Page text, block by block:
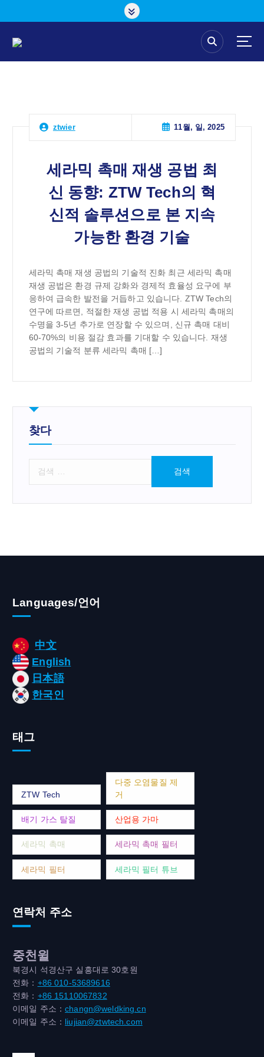
ztwier 11월, 일, 2025
세라믹 촉매 재생 공법 최
신 동향: ZTW Tech의 혁
신적 솔루션으로 본 지속
가능한 환경 기술
세라믹 촉매 재생 공법의 기술적 진화 최근 세라믹 촉매
재생 공법은 환경 규제 강화와 경제적 효율성 요구에 부
응하여 급속한 발전을 거듭하고 있습니다. ZTW Tech의
연구에 따르면, 적절한 재생 공법 적용 시 세라믹 촉매의
수명을 3-5년 추가로 연장할 수 있으며, 신규 촉매 대비
60-70%의 비용 절감 효과를 기대할 수 있습니다. 재생
공법의 기술적 분류 세라믹 촉매 […]
찾다
Languages/언어
中文
English
日本語
한국인
태그
ZTW Tech
다중 오염물질 제
거
배기 가스 탈질 산업용 가마
세라믹 촉매 세라믹 촉매 필터
세라믹 필터 세라믹 필터 튜브
연락처 주소
중천윌
북경시 석경산구 실흥대로 30호원
전화： +86 010-53689616
전화： +86 15110067832
이메일 주소：changn@weldking.cn
이메일 주소： liujian@ztwtech.com